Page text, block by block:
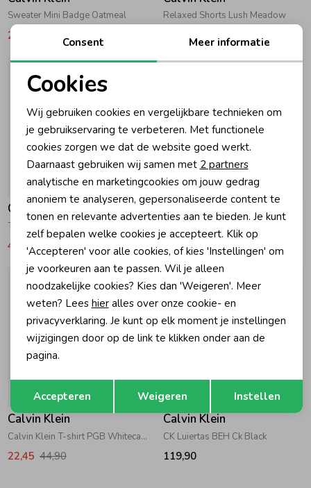
Sweater Mini Badge Oatmeal
29,95 59,90
Relaxed Shorts Lush Meadow
27,45 54,90
-50% korting
Calvin Klein
42,45 84,90
-50% korting
Calvin Klein
54,95 109,90
-50% korting
Calvin Klein
Calvin Klein T-shirt PGB Whitecap Gray
22,45 44,90
Calvin Klein
CK Luiertas BEH Ck Black
119,90
Noodzakelijke cookies
Personalisatie cookies
Analytische cookies
Marketing cookies
Opslaan
Consent Meer informatie
Cookies
Wij gebruiken cookies en vergelijkbare technieken om
je gebruikservaring te verbeteren. Met functionele
cookies zorgen we dat de website goed werkt.
Daarnaast gebruiken wij samen met 2 partners
analytische en marketingcookies om jouw gedrag
anoniem te analyseren, gepersonaliseerde content te
tonen en relevante advertenties aan te bieden. Je kunt
zelf bepalen welke cookies je accepteert. Klik op
'Accepteren' voor alle cookies, of kies 'Instellingen' om
je voorkeuren aan te passen. Wil je alleen
noodzakelijke cookies? Kies dan 'Weigeren'. Meer
weten? Lees hieralles over onze cookie- en
privacyverklaring. Je kunt op elk moment je instellingen
wijzigingen door op de link te klikken onder aan de
pagina.
Accepteren Weigeren Instellen